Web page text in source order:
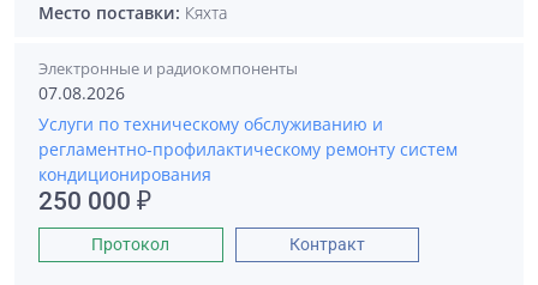
Место поставки: Кяхта
Электронные и радиокомпоненты
07.08.2026
Услуги по техническому обслуживанию и
регламентно-профилактическому ремонту систем
кондиционирования
250 000 ₽
Протокол Контракт